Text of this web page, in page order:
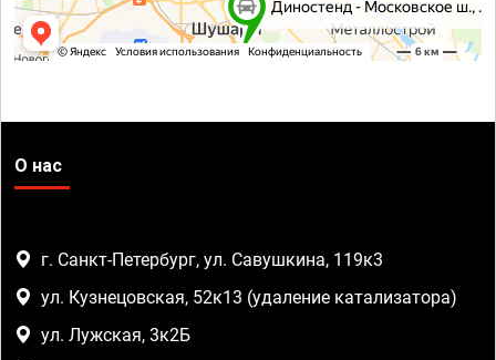
О нас
г. Санкт-Петербург, ул. Савушкина, 119к3
ул. Кузнецовская, 52к13 (удаление катализатора)
ул. Лужская, 3к2Б